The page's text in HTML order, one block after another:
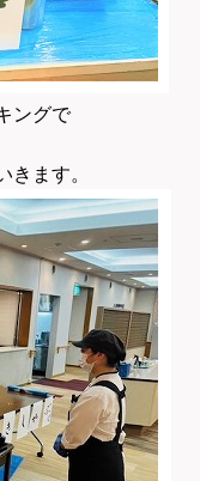
ングで
きます。